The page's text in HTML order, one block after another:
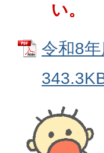
い。
令和8